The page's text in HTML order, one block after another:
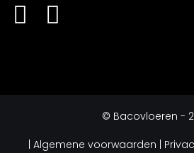
© Bacovloeren -
Algemene voorwaarden |